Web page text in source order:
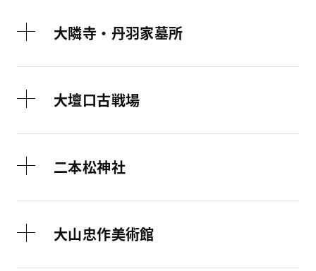
大隣寺・丹羽家墓所
大壇口古戦場
二本松神社
大山忠作美術館